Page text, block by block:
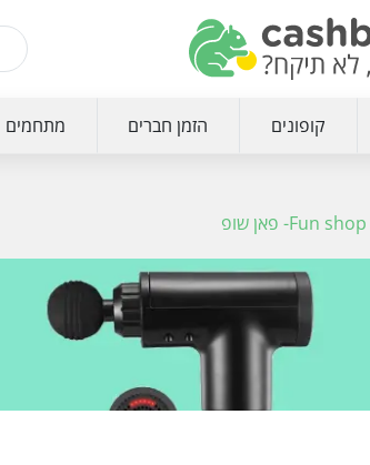
קופונים הזמן חברים מתחמים
Fun shop- פאן שופ